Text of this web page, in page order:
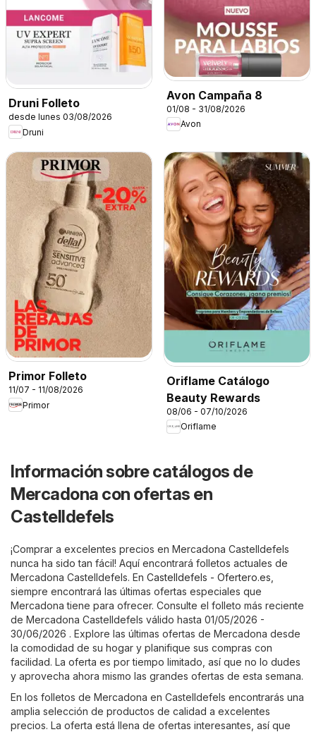
Druni Folleto
desde lunes 03/08/2026
Druni
Avon Campaña 8
01/08 - 31/08/2026
Avon
Primor Folleto
11/07 - 11/08/2026
Primor
Oriflame Catálogo
Beauty Rewards
08/06 - 07/10/2026
Oriflame
Información sobre catálogos de
Mercadona con ofertas en
Castelldefels
¡Comprar a excelentes precios en Mercadona Castelldefels
nunca ha sido tan fácil! Aquí encontrará folletos actuales de
Mercadona Castelldefels. En Castelldefels - Ofertero.es
siempre encontrará las últimas ofertas especiales que
Mercadona tiene para ofrecer. Consulte el folleto más reciente
de Mercadona Castelldefels válido hasta 01/05/2026 -
30/06/2026 . Explore las últimas ofertas de Mercadona desde
la comodidad de su hogar y planifique sus compras con
facilidad. La oferta es por tiempo limitado, así que no lo dudes
y aprovecha ahora mismo las grandes ofertas de esta semana.
En los folletos de Mercadona en Castelldefels encontrarás una
amplia selección de productos de calidad a excelentes
precios. La oferta está llena de ofertas interesantes, así que